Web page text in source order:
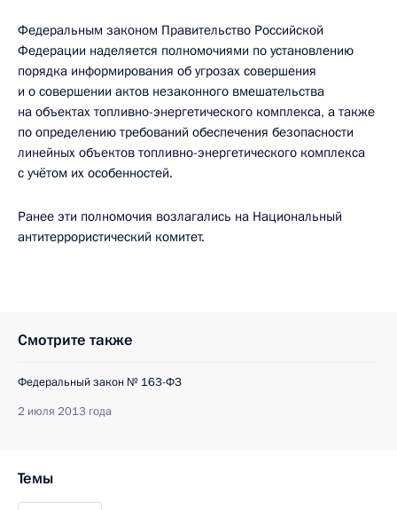
Федеральным законом Правительство Российской
Федерации наделяется полномочиями по установлению
порядка информирования об угрозах совершения
и о совершении актов незаконного вмешательства
на объектах топливно-энергетического комплекса, а также
по определению требований обеспечения безопасности
линейных объектов топливно-энергетического комплекса
с учётом их особенностей.
Ранее эти полномочия возлагались на Национальный
антитеррористический комитет.
Смотрите также
Федеральный закон № 163-ФЗ
2 июля 2013 года
Темы